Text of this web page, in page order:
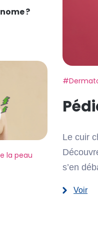
?
la peau
Etiquette:
Le cuir
s’en
Voir
: